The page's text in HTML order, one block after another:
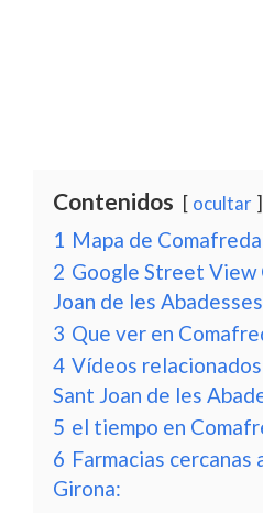
Contenidos ocultar
1 Mapa de Comafreda
2 Google Street View
Joan de les
3 Que ver en
4 Vídeos
Sant Joan de les
5 el tiempo en
6 Farmacias cercanas
Girona: